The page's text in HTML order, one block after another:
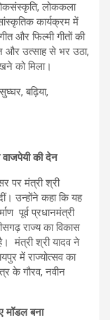
लोककला
कार्यक्रम में
और फिल्मी गीतों की
और उत्साह से भर उठा,
को मिला।
वाजपेयी की देन
पर मंत्री श्री
उन्होंने कहा कि यह
पूर्व प्रधानमंत्री
राज्य का विकास
मंत्री श्री यादव ने
में राज्योत्सव का
के गौरव, नवीन
मॉडल बना